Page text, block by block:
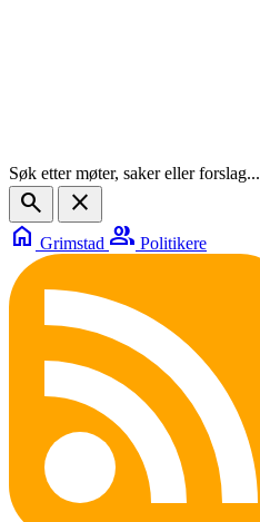
Søk etter møter, saker eller forslag...
search
close
home Grimstad group Politikere